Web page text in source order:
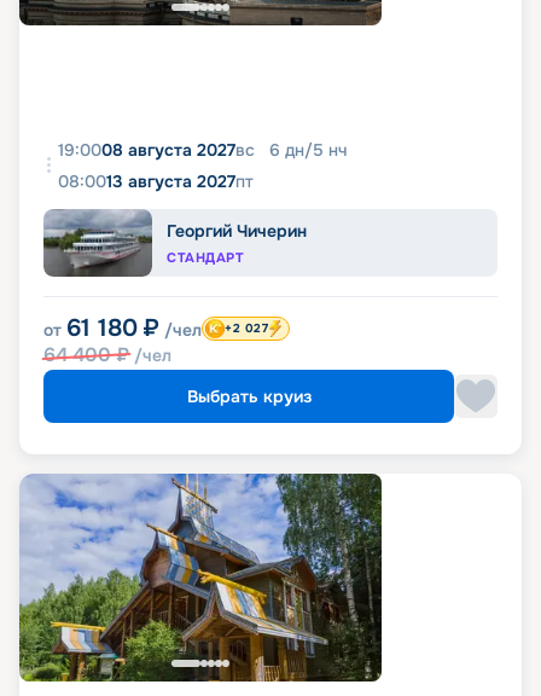
19:0008 августа 2027вс 6 дн/5 нч
08:0013 августа 2027пт
Георгий Чичерин
СТАНДАРТ
от 61 180 ₽ /чел
64 400₽ /чел
+2 027
Выбрать круиз